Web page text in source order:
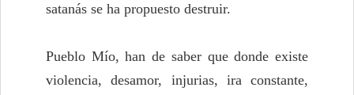
satanás se ha propuesto destruir.
Pueblo Mío, han de saber que donde existe
violencia, desamor, injurias, ira constante,